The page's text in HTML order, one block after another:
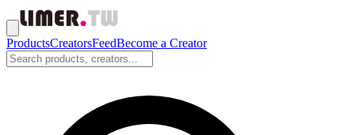
ProductsCreatorsFeedBecome a Creator